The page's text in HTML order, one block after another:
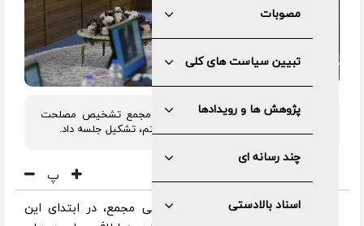
مصوبات
تبیین سیاست های کلی
پژوهش ها و رویدادها
چند رسانه ای
اسناد بالادستی
کمیسیون اقتصادی، بازرگانی و اداری مجمع تشخیص مصلحت
نظام، با موضوع بررسی لایحه برنامه هفتم، تشکیل جلسه داد.
پ
به گزارش مرکز رسانه و روابط عمومی مجمع، در ابتدای این